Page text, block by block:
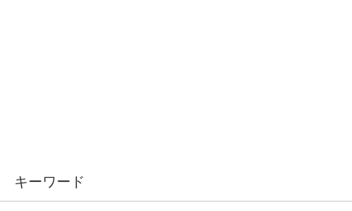
キーワード